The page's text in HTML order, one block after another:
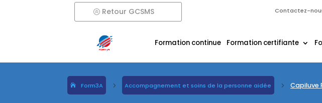
Retour GCSMS Contactez-
Formation continue Formation certifiante
Form3A 5 Accompagnement et soins de la personne aidée 5 Capiluve